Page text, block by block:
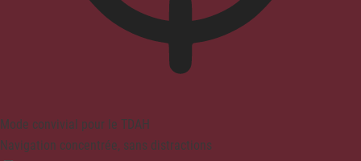
Mode convivial pour le TDAH
Navigation concentrée, sans distractions